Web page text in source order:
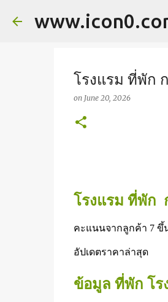
โรงแรม ที่พัก
on June 20, 2026
โรงแรม ที่พัก
คะแนนจากลูกค้า 7 ขึ้
อัปเดตราคาล่าสุด
ข้อมูล ที่พัก โร